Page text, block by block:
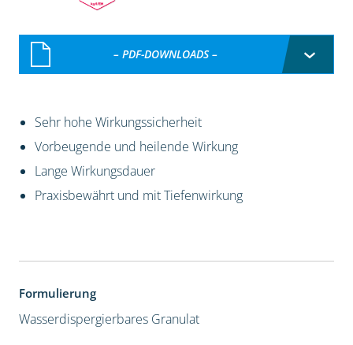
– PDF-DOWNLOADS –
Sehr hohe Wirkungssicherheit
Vorbeugende und heilende Wirkung
Lange Wirkungsdauer
Praxisbewährt und mit Tiefenwirkung
Formulierung
Wasserdispergierbares Granulat